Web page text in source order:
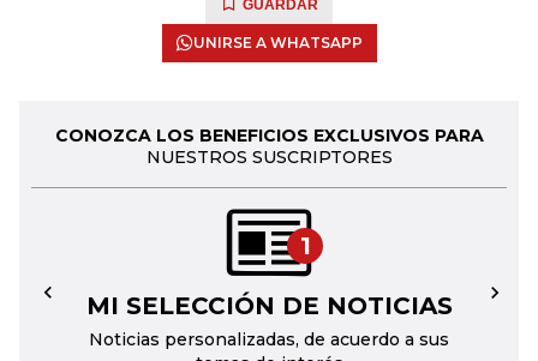
GUARDAR
UNIRSE A WHATSAPP
CONOZCA LOS BENEFICIOS EXCLUSIVOS PARA
NUESTROS SUSCRIPTORES
1
MI SELECCIÓN DE NOTICIAS
Noticias personalizadas, de acuerdo a sus
← →